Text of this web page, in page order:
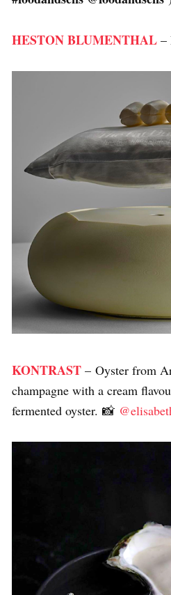
HESTON BLUMENTHAL –
KONTRAST – Oyster from
champagne with a cream
fermented oyster. 📸